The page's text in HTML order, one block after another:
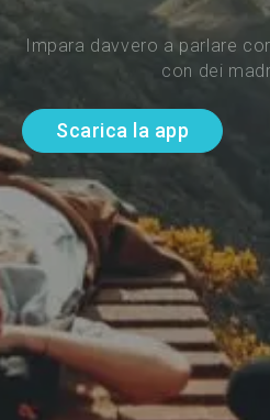
Impara davvero a parlare
con dei
Scarica la app